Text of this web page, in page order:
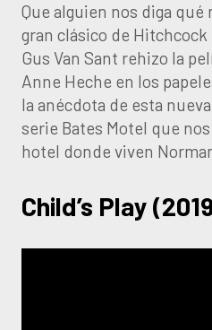
Que alguien nos diga
gran clásico de
Gus Van Sant rehizo la
Anne Heche en los
la anécdota de esta
serie Bates Motel que
hotel donde viven
Child’s Play